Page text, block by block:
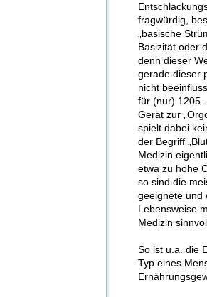
fragwürdig,
„basische
Basizität oder
denn dieser
gerade dieser
nicht
für (nur)
Gerät zur
spielt dabei
der Begriff
Medizin
etwa zu hohe
so sind die
geeignete und
Lebensweise
Medizin
So ist u.a. die
Typ eines